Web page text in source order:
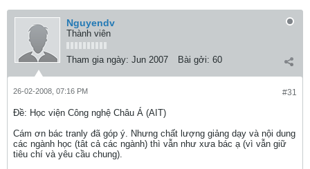
Nguyendv
Thành viên
Tham gia ngày: Jun 2007 Bài gởi: 60
#31
26-02-2008, 07:16 PM
Ðề: Học viện Công nghệ Châu Á (AIT)
Cám ơn bác tranly đã góp ý. Nhưng chất lượng giảng dạy và nội dung
các ngành học (tât cả các ngành) thì vẫn như xưa bác ạ (vì vẫn giữ
tiêu chí và yêu cầu chung).